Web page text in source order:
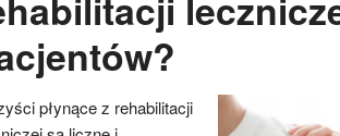
płynące z rehabilitacji